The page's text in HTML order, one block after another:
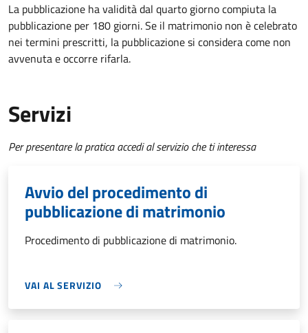
La pubblicazione ha validità dal quarto giorno compiuta la
pubblicazione per 180 giorni. Se il matrimonio non è celebrato
nei termini prescritti, la pubblicazione si considera come non
avvenuta e occorre rifarla.
Servizi
Per presentare la pratica accedi al servizio che ti interessa
Avvio del procedimento di
pubblicazione di matrimonio
Procedimento di pubblicazione di matrimonio.
VAI AL SERVIZIO